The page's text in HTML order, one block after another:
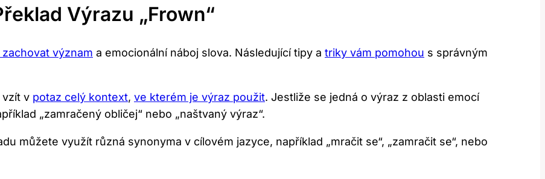
Výrazu „frown“
význam a emocionální náboj slova. Následující tipy a triky vám pomohou s správným
vzít v potaz celý kontext, ve kterém je výraz použit. Jestliže se jedná o výraz z oblasti emocí
„zamračený obličej“ nebo „naštvaný výraz“.
můžete využít různá synonyma v cílovém jazyce, například „mračit se“, „zamračit se“, nebo